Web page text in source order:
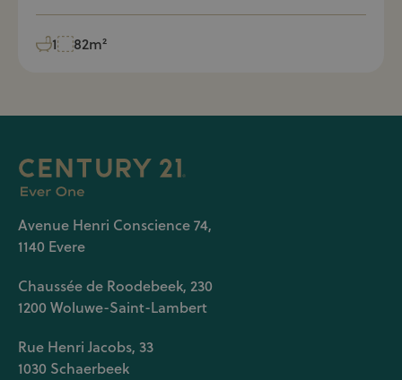
1 82m²
Avenue Henri Conscience 74,
1140 Evere
Chaussée de Roodebeek, 230
1200 Woluwe-Saint-Lambert
Rue Henri Jacobs, 33
1030 Schaerbeek